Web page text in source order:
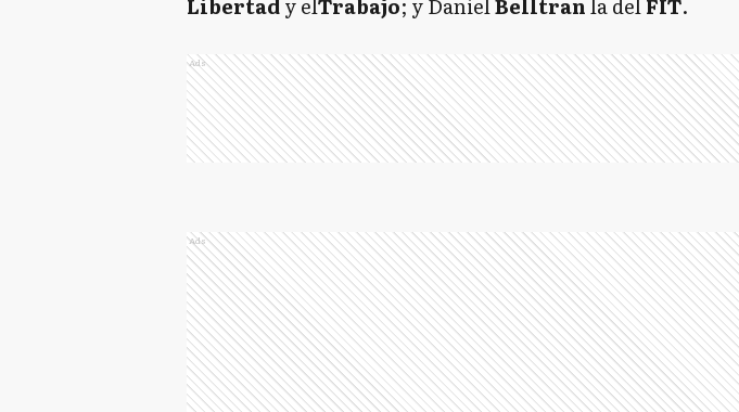
Libertady elTrabajo; y DanielBelltranla delFIT.
Ads
Ads